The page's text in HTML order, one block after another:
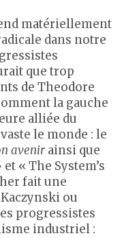
matériellement
dans notre
que trop
de Theodore
la gauche
alliée du
le monde : le
avenir ainsi que
« The System’s
fait une
ou
progressistes
industriel :